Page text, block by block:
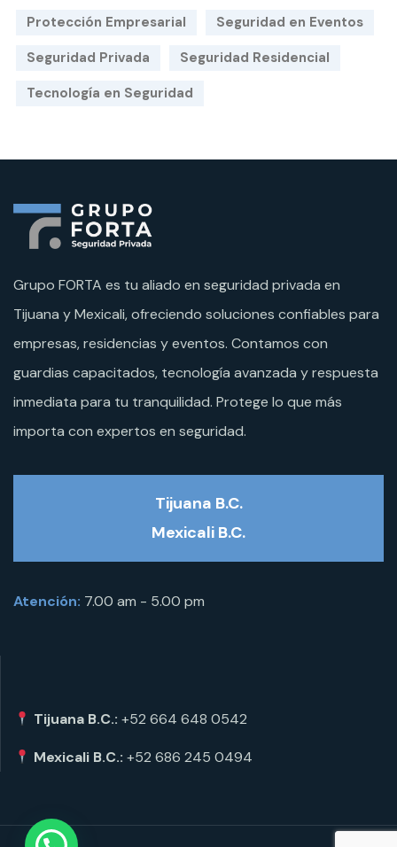
Protección Empresarial
Seguridad en Eventos
Seguridad Privada
Seguridad Residencial
Tecnología en Seguridad
Grupo FORTA es tu aliado en seguridad privada en
Tijuana y Mexicali, ofreciendo soluciones confiables para
empresas, residencias y eventos. Contamos con
guardias capacitados, tecnología avanzada y respuesta
inmediata para tu tranquilidad. Protege lo que más
importa con expertos en seguridad.
Tijuana B.C.
Mexicali B.C.
Atención: 7.00 am - 5.00 pm
Tijuana B.C.: +52 664 648 0542
Mexicali B.C.: +52 686 245 0494